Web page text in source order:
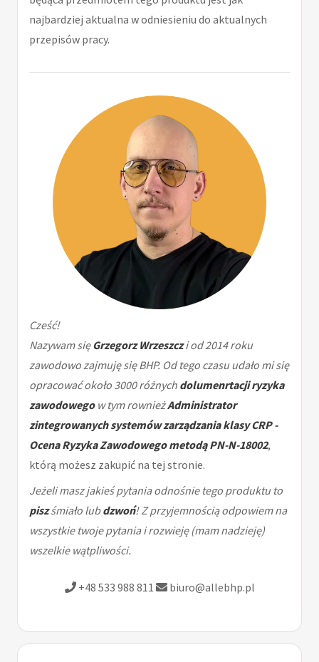
najbardziej aktualna w odniesieniu do aktualnych
przepisów pracy.
Cześć!
Nazywam sięGrzegorz Wrzeszczi od 2014 roku
zawodowo zajmuję się BHP. Od tego czasu udało mi się
opracować około 3000 różnych dolumenrtacji ryzyka
zawodowegow tym rownieżAdministrator
zintegrowanych systemów zarządzania klasy CRP -
Ocena Ryzyka Zawodowego metodą PN-N-18002,
którą możesz zakupić na tej stronie.
Jeżeli masz jakieś pytania odnośnie tego produktu to
piszśmiało lubdzwoń! Z przyjemnością odpowiem na
wszystkie twoje pytania i rozwieję (mam nadzieję)
wszelkie wątpliwości.
+48 533 988 811 biuro@allebhp.pl